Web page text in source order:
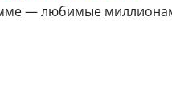
— любимые